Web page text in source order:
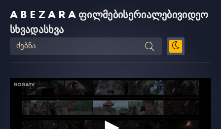
ABEZARA ფილმებისერიალებივიდეო
სხვადასხვა